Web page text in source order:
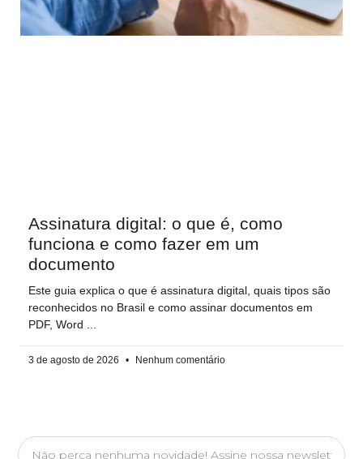
Assinatura digital: o que é, como
funciona e como fazer em um
documento
Este guia explica o que é assinatura digital, quais tipos são
reconhecidos no Brasil e como assinar documentos em
PDF, Word
3 de agosto de 2026 Nenhum comentário